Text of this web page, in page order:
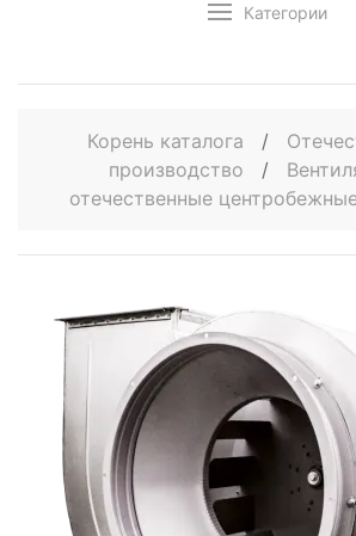
Категории
Корень каталога /
производство
/
отечественные